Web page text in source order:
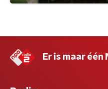
Er is maar één